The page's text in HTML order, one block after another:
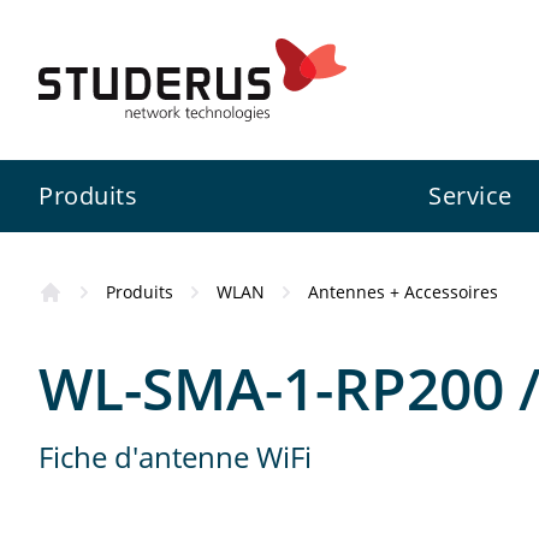
Produits
Pare-feu
Switch
Service
Swiss Service Pack
Services de configuration
Studerus SA
Zyxel
Information
Inscription ZCNE
Produits WLAN Antennes + Accessoires
WL-SMA-1-
Fiche d'antenne WiFi